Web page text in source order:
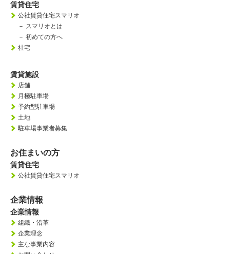
賃貸住宅
公社賃貸住宅スマリオ
－ スマリオとは
－ 初めての方へ
社宅
賃貸施設
店舗
月極駐車場
予約型駐車場
土地
駐車場事業者募集
お住まいの方
賃貸住宅
公社賃貸住宅スマリオ
企業情報
企業情報
組織・沿革
企業理念
主な事業内容